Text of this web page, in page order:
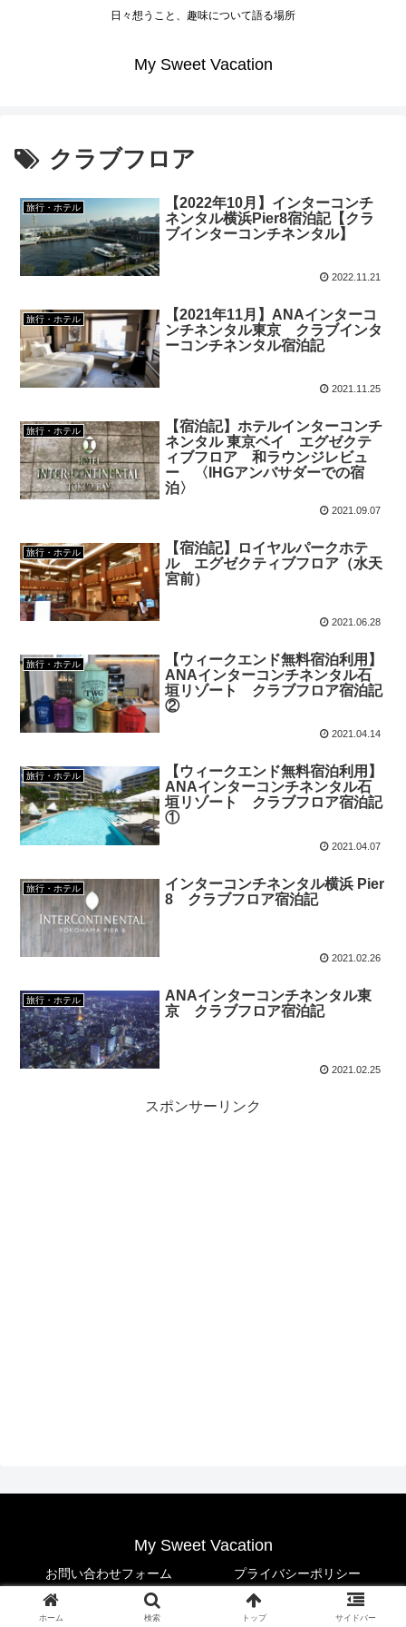
日々想うこと、趣味について語る場所
My Sweet Vacation
クラブフロア
旅行・ホテル
【2022年10月】インターコンチ
ネンタル横浜Pier8宿泊記【クラ
ブインターコンチネンタル】
2022.11.21
旅行・ホテル
【2021年11月】ANAインターコ
ンチネンタル東京 クラブインタ
ーコンチネンタル宿泊記
2021.11.25
旅行・ホテル
【宿泊記】ホテルインターコンチ
ネンタル 東京ベイ エグゼクテ
ィブフロア 和ラウンジレビュ
ー 〈IHGアンバサダーでの宿
泊〉
2021.09.07
旅行・ホテル
【宿泊記】ロイヤルパークホテ
ル エグゼクティブフロア（水天
宮前）
2021.06.28
旅行・ホテル
【ウィークエンド無料宿泊利用】
ANAインターコンチネンタル石
垣リゾート クラブフロア宿泊記
②
2021.04.14
旅行・ホテル
【ウィークエンド無料宿泊利用】
ANAインターコンチネンタル石
垣リゾート クラブフロア宿泊記
①
2021.04.07
旅行・ホテル
インターコンチネンタル横浜 Pier
8 クラブフロア宿泊記
2021.02.26
旅行・ホテル
ANAインターコンチネンタル東
京 クラブフロア宿泊記
2021.02.25
スポンサーリンク
My Sweet Vacation
お問い合わせフォーム プライバシーポリシー
© 2021 My Sweet Vacation.
ホーム 検索 トップ サイドバー